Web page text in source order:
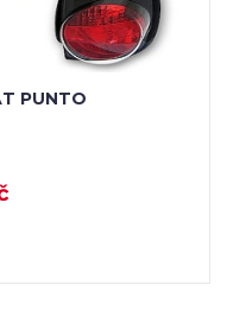
PUNTO